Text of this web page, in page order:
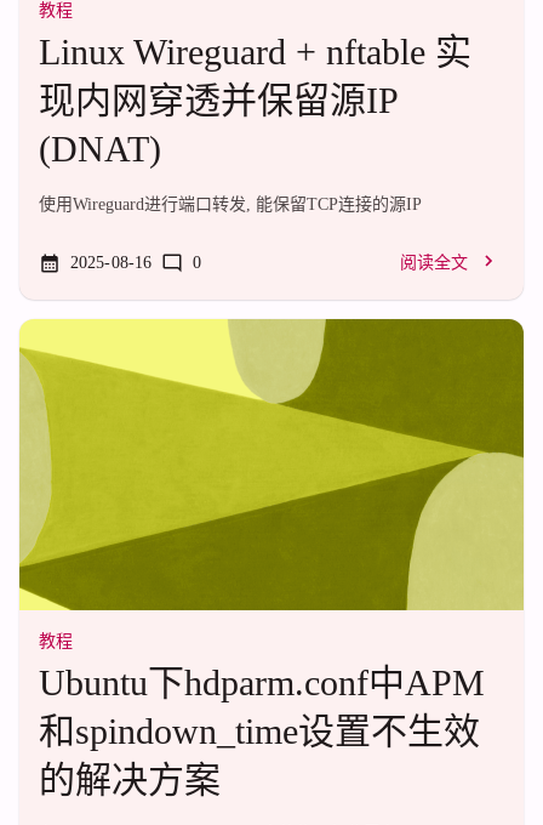
教程
Linux Wireguard + nftable 实
现内网穿透并保留源IP
(DNAT)
使用Wireguard进行端口转发, 能保留TCP连接的源IP
2025-08-16 0 阅读全文
教程
Ubuntu下hdparm.conf中APM
和spindown_time设置不生效
的解决方案